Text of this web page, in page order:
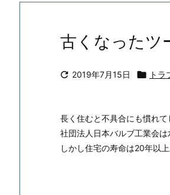
古くなったツ
 2019年7月15日  トラ
長く住むと不具合にも慣れて
社団法人日本バルブ工業会
しかし住宅の寿命は20年以